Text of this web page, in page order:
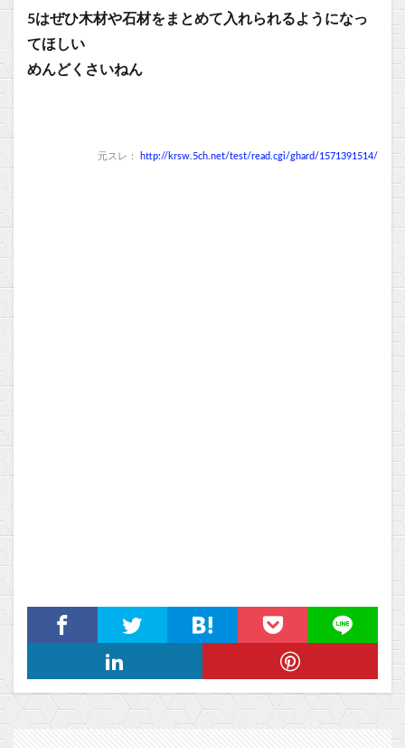
5はぜひ木材や石材をまとめて入れられるようになっ
てほしい
めんどくさいねん
元スレ： http://krsw.5ch.net/test/read.cgi/ghard/1571391514/